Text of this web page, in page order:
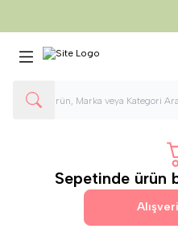
Sepetinde ürün